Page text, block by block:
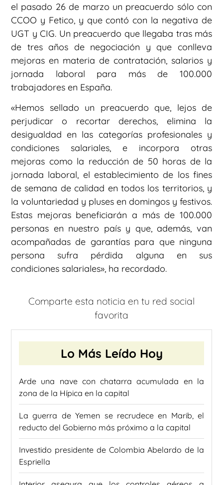
el pasado 26 de marzo un preacuerdo sólo con
CCOO y Fetico, y que contó con la negativa de
UGT y CIG. Un preacuerdo que llegaba tras más
de tres años de negociación y que conlleva
mejoras en materia de contratación, salarios y
jornada laboral para más de 100.000
trabajadores en España.
«Hemos sellado un preacuerdo que, lejos de
perjudicar o recortar derechos, elimina la
desigualdad en las categorías profesionales y
condiciones salariales, e incorpora otras
mejoras como la reducción de 50 horas de la
jornada laboral, el establecimiento de los fines
de semana de calidad en todos los territorios, y
la voluntariedad y pluses en domingos y festivos.
Estas mejoras beneficiarán a más de 100.000
personas en nuestro país y que, además, van
acompañadas de garantías para que ninguna
persona sufra pérdida alguna en sus
condiciones salariales», ha recordado.
Comparte esta noticia en tu red social
favorita
Lo Más Leído Hoy
Arde una nave con chatarra acumulada en la
zona de la Hípica en la capital
La guerra de Yemen se recrudece en Marib, el
reducto del Gobierno más próximo a la capital
Investido presidente de Colombia Abelardo de la
Espriella